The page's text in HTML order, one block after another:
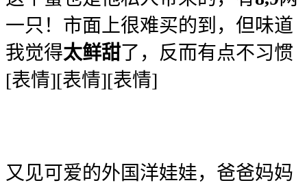
一只！市面上很难买的到，但味道
我觉得太鲜甜了，反而有点不习惯
[表情][表情][表情]
又见可爱的外国洋娃娃，爸爸妈妈